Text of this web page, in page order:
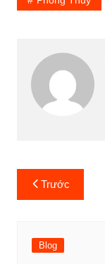
Điều
hướng
viết
Trước
Blog